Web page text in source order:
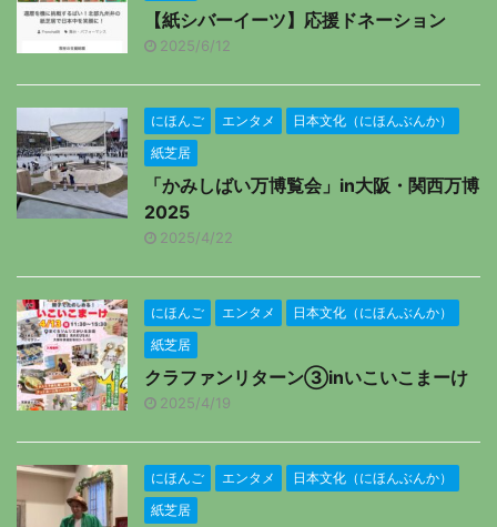
【紙シバーイーツ】応援ドネーション
2025/6/12
にほんご エンタメ
日本文化（にほんぶんか）
紙芝居
「かみしばい万博覧会」in大阪・関西万博
2025
2025/4/22
にほんご エンタメ
日本文化（にほんぶんか）
紙芝居
クラファンリターン③inいこいこまーけ
2025/4/19
にほんご エンタメ
日本文化（にほんぶんか）
紙芝居